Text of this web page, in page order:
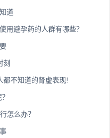
道
用避孕药的人群有哪些？
刻
都不知道的肾虚表现!
怎么办？